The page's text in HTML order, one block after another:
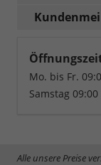
Mo. bis Fr.
Samstag
Alle unsere Preise